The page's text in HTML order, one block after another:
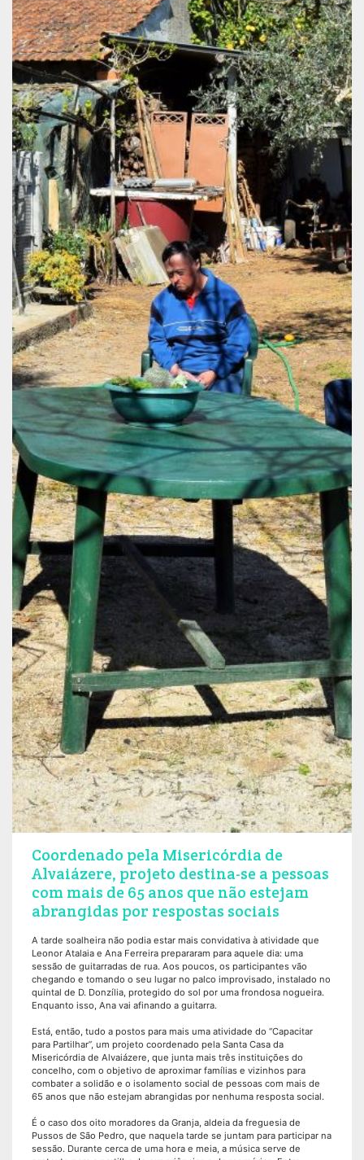
Coordenado pela Misericórdia de
Alvaiázere, projeto destina-se a pessoas
com mais de 65 anos que não estejam
abrangidas por respostas sociais
A tarde soalheira não podia estar mais convidativa à atividade que
Leonor Atalaia e Ana Ferreira prepararam para aquele dia: uma
sessão de guitarradas de rua. Aos poucos, os participantes vão
chegando e tomando o seu lugar no palco improvisado, instalado no
quintal de D. Donzília, protegido do sol por uma frondosa nogueira.
Enquanto isso, Ana vai afinando a guitarra.
Está, então, tudo a postos para mais uma atividade do “Capacitar
para Partilhar”, um projeto coordenado pela Santa Casa da
Misericórdia de Alvaiázere, que junta mais três instituições do
concelho, com o objetivo de aproximar famílias e vizinhos para
combater a solidão e o isolamento social de pessoas com mais de
65 anos que não estejam abrangidas por nenhuma resposta social.
É o caso dos oito moradores da Granja, aldeia da freguesia de
Pussos de São Pedro, que naquela tarde se juntam para participar na
sessão. Durante cerca de uma hora e meia, a música serve de